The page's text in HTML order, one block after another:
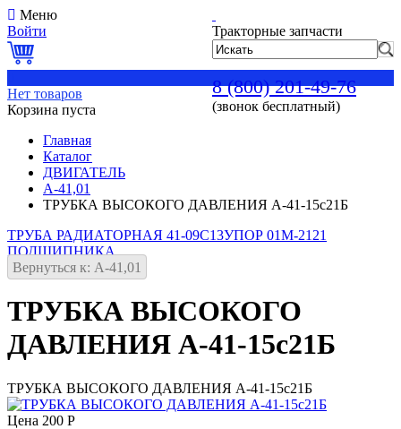
Тракторные запчасти
8 (800) 201-49-76
(звонок бесплатный)
Меню
Войти
Нет товаров
Корзина пуста
Главная
Каталог
ДВИГАТЕЛЬ
А-41,01
ТРУБКА ВЫСОКОГО ДАВЛЕНИЯ А-41-15с21Б
ТРУБА РАДИАТОРНАЯ 41-09С13УПОР 01М-2121
ПОДШИПНИКА
Вернуться к: А-41,01
ТРУБКА ВЫСОКОГО
ДАВЛЕНИЯ А-41-15с21Б
ТРУБКА ВЫСОКОГО ДАВЛЕНИЯ А-41-15с21Б
Цена 200 Р